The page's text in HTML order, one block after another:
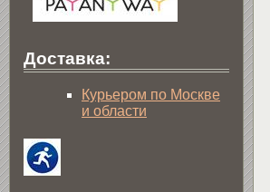
Доставка:
Курьером по Москве
и области